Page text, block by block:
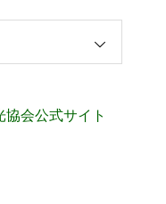
会公式サイト